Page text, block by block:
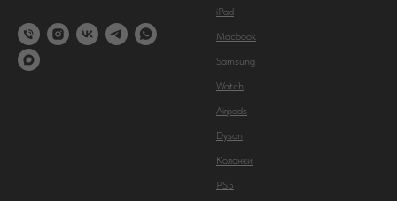
iPad
Macbook
Samsung
Watch
Airpods
Dyson
Колонки
PS5